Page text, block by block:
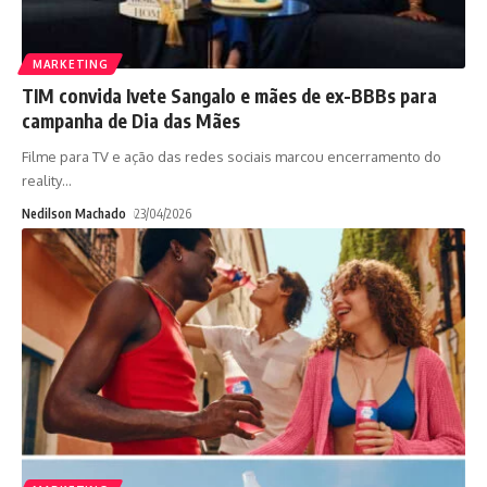
MARKETING
TIM convida Ivete Sangalo e mães de ex-BBBs para
campanha de Dia das Mães
Filme para TV e ação das redes sociais marcou encerramento do
reality…
Nedilson Machado 23/04/2026